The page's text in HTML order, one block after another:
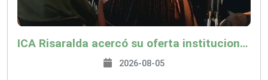
ICA Risaralda acercó su oferta institucional a productores y emprendedores en Expocamello
2026-08-05